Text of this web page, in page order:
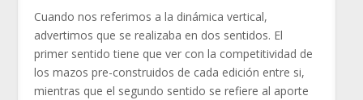
Cuando nos referimos a la dinámica vertical,
advertimos que se realizaba en dos sentidos. El
primer sentido tiene que ver con la competitividad de
los mazos pre-construidos de cada edición entre si,
mientras que el segundo sentido se refiere al aporte